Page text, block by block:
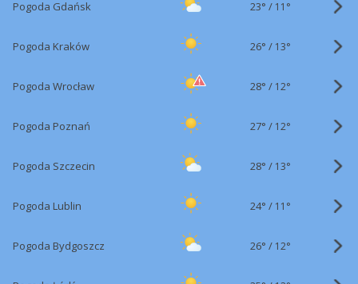
Pogoda Gdańsk 23° / 11°
Pogoda Kraków 26° / 13°
Pogoda Wrocław 28° / 12°
Pogoda Poznań 27° / 12°
Pogoda Szczecin 28° / 13°
Pogoda Lublin 24° / 11°
Pogoda Bydgoszcz 26° / 12°